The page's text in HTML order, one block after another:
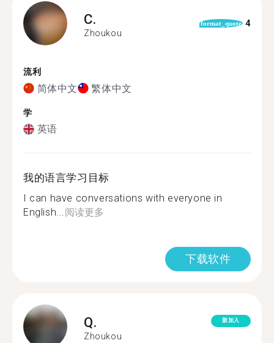
C.
Zhoukou
format_quote 4
流利
简体中文 繁体中文
学
英语
我的语言学习目标
I can have conversations with everyone in
English...阅读更多
下载软件
Q.
Zhoukou
新加入